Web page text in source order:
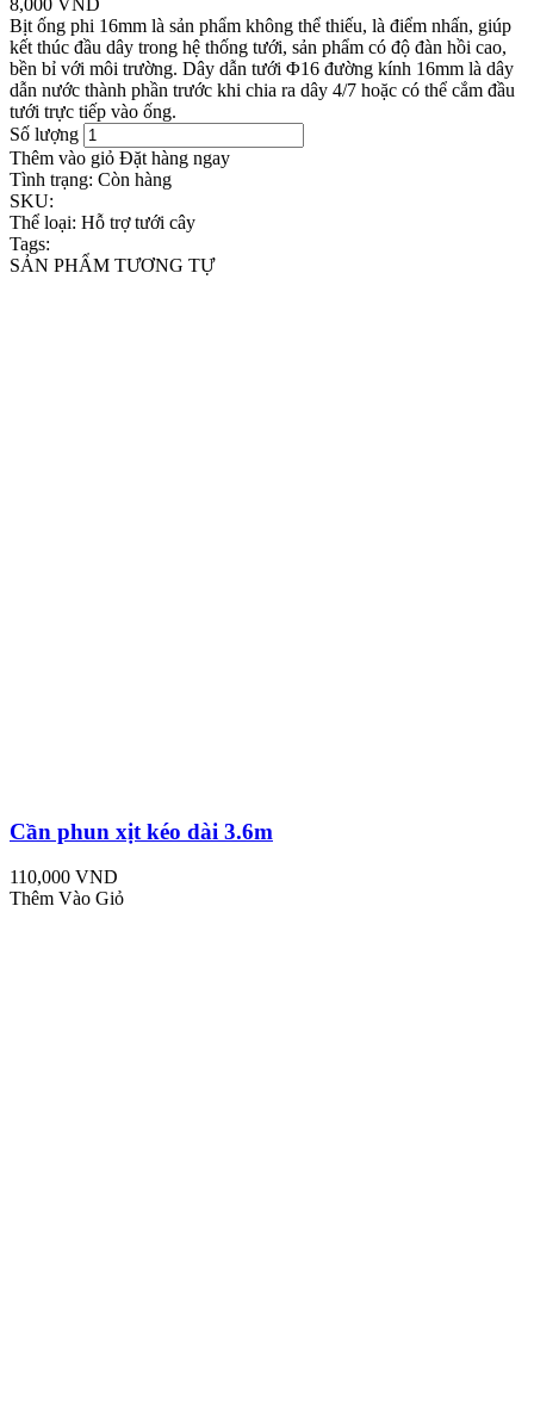
Bịt ống phi 16mm là sản phẩm không thể thiếu, là điểm nhấn, giúp
kết thúc đầu dây trong hệ thống tưới, sản phẩm có độ đàn hồi cao,
bền bỉ với môi trường. Dây dẫn tưới Φ16 đường kính 16mm là dây
dẫn nước thành phần trước khi chia ra dây 4/7 hoặc có thể cắm đầu
tưới trực tiếp vào ống.
Số lượng
Thêm vào giỏ Đặt hàng ngay
Tình trạng: Còn hàng
SKU:
Thể loại: Hỗ trợ tưới cây
Tags:
SẢN PHẨM TƯƠNG TỰ
Cần phun xịt kéo dài 3.6m
110,000 VND
Thêm Vào Giỏ